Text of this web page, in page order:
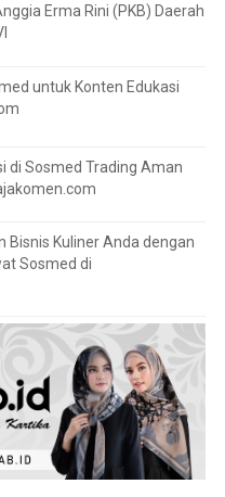
Erma Rini (PKB) Daerah
untuk Konten Edukasi
di Sosmed Trading Aman
Bisnis Kuliner Anda dengan
Sosmed di